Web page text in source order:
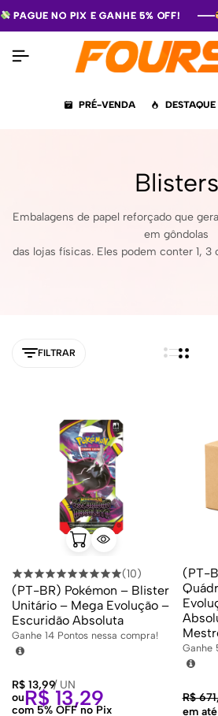
PAGUE NO PIX E GANHE 5% OFF!
PAGUE NO PIX E GANHE 5% OFF!
PAGUE NO PIX E GANHE 5% OFF!
PRÉ-VENDA DESTAQUE
Blisters
Embalagens de papel reforçado que
em gôndolas
das lojas físicas. Eles podem conter 1,
FILTRAR
(10)
(PT-BR) Pokémon – Blister
Unitário – Mega Evolução –
Escuridão Absoluta
Ganhe 14 Pontos nessa compra!
R$ 13,99/UN
ouR$13,29
com 5% OFF no Pix
(PT-
Ganhe
R$
em